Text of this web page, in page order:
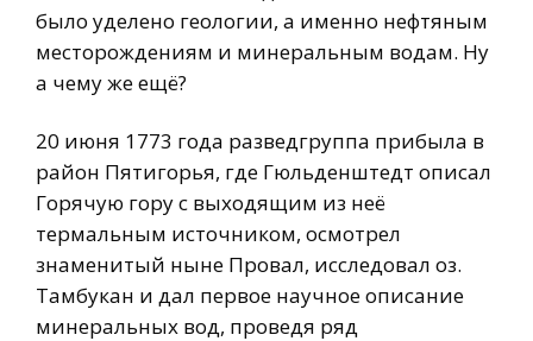
было уделено геологии, а именно нефтяным
месторождениям и минеральным водам. Ну
а чему же ещё?
20 июня 1773 года разведгруппа прибыла в
район Пятигорья, где Гюльденштедт описал
Горячую гору с выходящим из неё
термальным источником, осмотрел
знаменитый ныне Провал, исследовал оз.
Тамбукан и дал первое научное описание
минеральных вод, проведя ряд